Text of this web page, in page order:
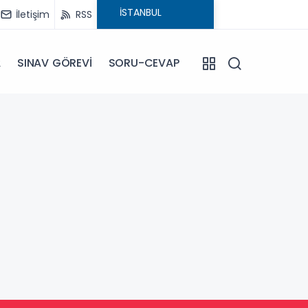
İletişim RSS
SINAV GÖREVİ SORU-CEVAP